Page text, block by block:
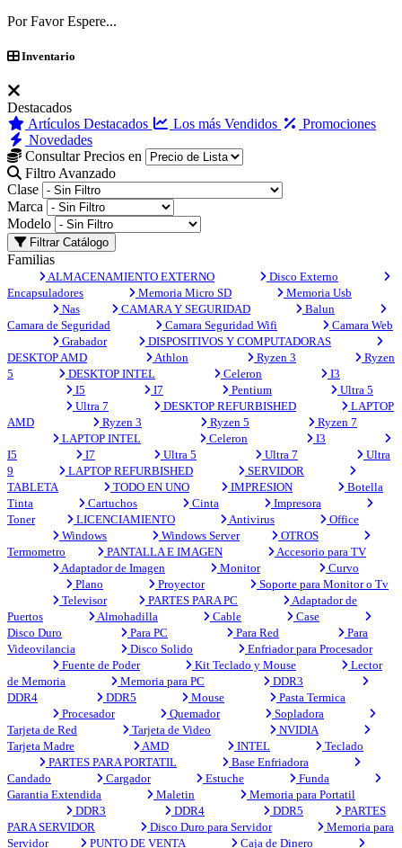
Por Favor Espere...
Inventario
Destacados
Artículos Destacados
Los más Vendidos
Promociones
Novedades
Consultar Precios en
Filtro Avanzado
Clase
Marca
Modelo
Filtrar Catálogo
Familias
ALMACENAMIENTO EXTERNO
Disco Externo
Encapsuladores
Memoria Micro SD
Memoria Usb
Nas
CAMARA Y SEGURIDAD
Balun
Camara de Seguridad
Camara Seguridad Wifi
Camara Web
Grabador
DISPOSITIVOS Y COMPUTADORAS
DESKTOP AMD
Athlon Ryzen 3
Ryzen
5
DESKTOP INTEL Celeron
I3
I5
I7 Pentium
Ultra 5
Ultra 7
DESKTOP REFURBISHED
LAPTOP
AMD
Ryzen 3 Ryzen 5
Ryzen 7
LAPTOP INTEL
Celeron
I3
I5
I7 Ultra 5 Ultra 7
Ultra
9
LAPTOP REFURBISHED
SERVIDOR
TABLETA
TODO EN UNO IMPRESION
Botella
Tinta
Cartuchos Cinta
Impresora
Toner
LICENCIAMIENTO Antivirus
Office
Windows
Windows Server
OTROS
Termometro
PANTALLA E IMAGEN
Accesorio para TV
Adaptador de Imagen
Monitor
Curvo
Plano
Proyector
Soporte para Monitor o Tv
Televisor
PARTES PARA PC
Adaptador de
Puertos
Almohadilla Cable
Case
Disco Duro
Para PC Para Red
Para
Videovilancia
Disco Solido
Enfriador para Procesador
Fuente de Poder
Kit Teclado y Mouse
Lector
de Memoria
Memoria para PC
DDR3
DDR4
DDR5 Mouse
Pasta Termica
Procesador
Quemador
Sopladora
Tarjeta de Red
Tarjeta de Video
NVIDIA
Tarjeta Madre
AMD INTEL
Teclado
PARTES PARA PORTATIL
Base Enfriadora
Candado
Cargador Estuche
Funda
Garantia Extendida
Maletin
Memoria para Portatil
DDR3
DDR4 DDR5
PARTES
PARA SERVIDOR
Disco Duro para Servidor
Memoria para
Servidor
PUNTO DE VENTA Caja de Dinero